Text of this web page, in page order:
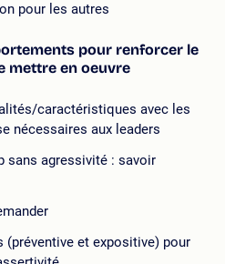
pour les autres
pour renforcer le
mettre en oeuvre
caractéristiques avec les
nécessaires aux leaders
sans agressivité : savoir
(préventive et expositive) pour